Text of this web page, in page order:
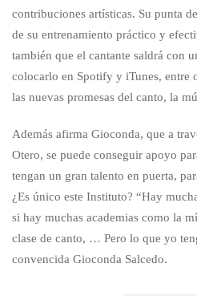
contribuciones artísticas. Su punta
de su entrenamiento práctico y
también que el cantante saldrá con
colocarlo en Spotify y iTunes, entre
las nuevas promesas del canto, la
Además afirma Gioconda, que a
Otero, se puede conseguir apoyo
tengan un gran talento en puerta,
¿Es único este Instituto? “Hay
si hay muchas academias como la
clase de canto, … Pero lo que yo
convencida Gioconda Salcedo.